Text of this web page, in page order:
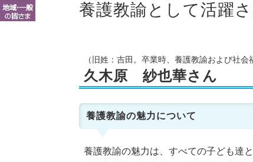
養護教諭として活躍
（旧姓：吉田。卒業時、養護教諭および社
久木原 紗也華さん
養護教諭の魅力について
養護教諭の魅力は、すべての子ども達